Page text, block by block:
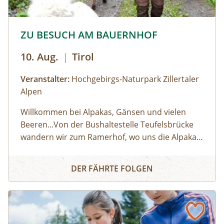
werden zwei Läufe gefilmt und gemeinsam als
Außerdem bekommst du Begleitmaterialien und
Videoaufnahmen mit nach Hause.
ZU BESUCH AM BAUERNHOF
10. Aug. | Tirol
Veranstalter: Hochgebirgs-Naturpark Zillertaler
Alpen
Willkommen bei Alpakas, Gänsen und vielen
Beeren...Von der Bushaltestelle Teufelsbrücke
wandern wir zum Ramerhof, wo uns die Alpakas
begrüßen. Angelika und Michael Troppmair sind
Naturpark-Spezialitätenpartner. Sie produzieren
und Gemüse auf ihrer kleinen Landwirtschaft in
Finkenberg. Wir helfen beim Füttern der Tiere
ZU BESUCH AM BAUERNHOF
DER FÄHRTE FOLGEN